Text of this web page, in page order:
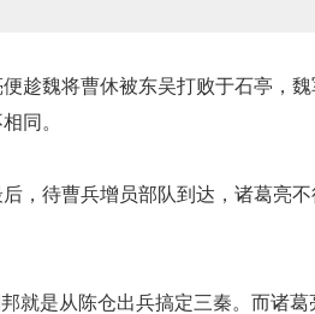
趁魏将曹休被东吴打败于石亭，魏
同。
，待曹兵增员部队到达，诸葛亮不
就是从陈仓出兵搞定三秦。而诸葛